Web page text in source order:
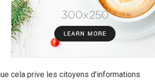
cela prive les citoyens d’informations